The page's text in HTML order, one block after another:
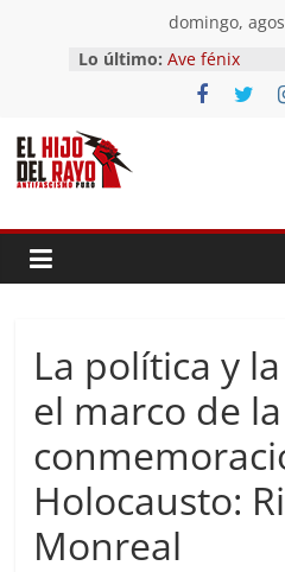
contenido
domingo,
Lo último: Ave fénix
¿Dios no
First Time
La política y
el marco de la
Holocausto:
Monreal